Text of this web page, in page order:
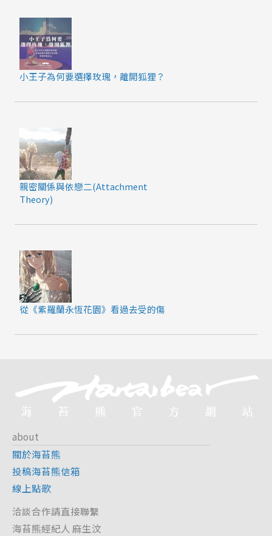
小王子為何要選擇玫瑰，離開狐狸？
親密關係與依戀二(Attachment
Theory)
從《紫羅蘭永恆花園》看過去受的傷
about
關於海苔熊
投稿海苔熊信箱
線上點歌
洽談合作請直接聯繫
海苔熊經紀人 麻生汶